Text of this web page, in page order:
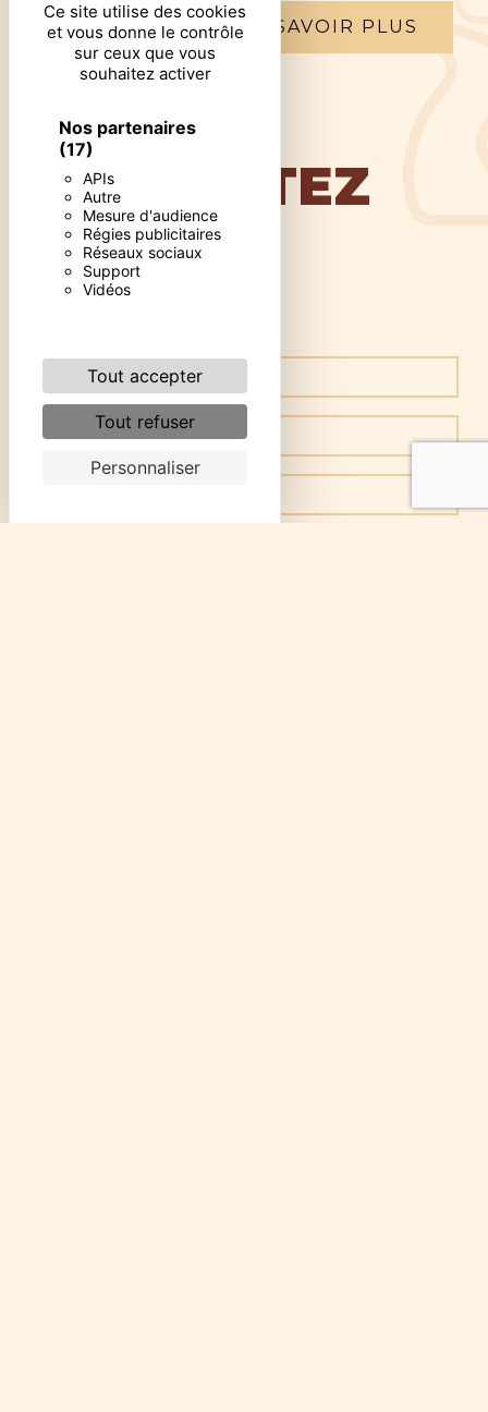
Ce site utilise des cookies
et vous donne le contrôle
sur ceux que vous
souhaitez activer
Nos partenaires
(17)
APIs
Autre
Mesure d'audience
Régies publicitaires
Réseaux sociaux
Support
Vidéos
Tout accepter
Tout refuser
Personnaliser
EN SAVOIR PLUS
CONTACTEZ
NOUS